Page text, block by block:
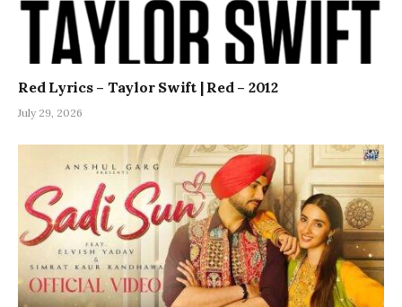
Red Lyrics – Taylor Swift | Red – 2012
July 29, 2026